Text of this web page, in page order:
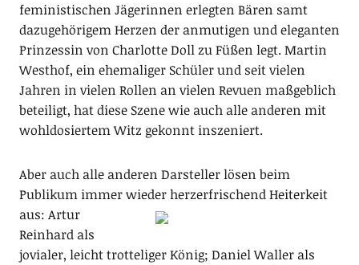
feministischen Jägerinnen erlegten Bären samt
dazugehörigem Herzen der anmutigen und eleganten
Prinzessin von Charlotte Doll zu Füßen legt. Martin
Westhof, ein ehemaliger Schüler und seit vielen
Jahren in vielen Rollen an vielen Revuen maßgeblich
beteiligt, hat diese Szene wie auch alle anderen mit
wohldosiertem Witz gekonnt inszeniert.
Aber auch alle anderen Darsteller lösen beim
Publikum immer wiederherzerfrischend Heiterkeit
aus: Artur
Reinhard als
jovialer, leicht trotteliger König; Daniel Waller als